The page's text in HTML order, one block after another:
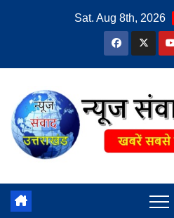
Sat. Aug 8th, 2026